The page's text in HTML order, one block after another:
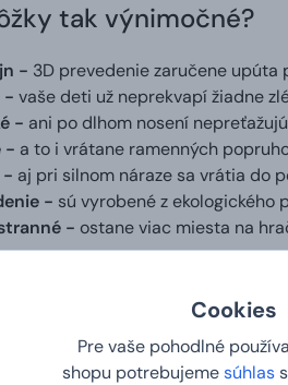
Cookies
Pre vaše pohodlné
shopu potrebujemesúhlas
tak výnimočné?
- 3D prevedenie zaručene upúta
- vaše deti už neprekvapí žiadne
- ani po dlhom nosení
- a to i vrátane ramenných
- aj pri silnom náraze sa vrátia do
- sú vyrobené z ekologického
- ostane viac miesta na
hlavne veselá dúha rozjasní aj to
batôžkom si ju môžu vaše deti